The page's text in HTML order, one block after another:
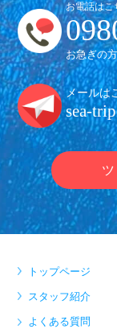
お電話はこ
お急ぎの
メールは
sea-
トップページ
スタッフ紹介
よくある質問